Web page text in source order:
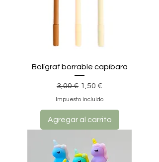
Bolígraf borrable capibara
Precio
3,00 € Precio de oferta
1,50 €
Impuesto incluido
Agregar al carrito